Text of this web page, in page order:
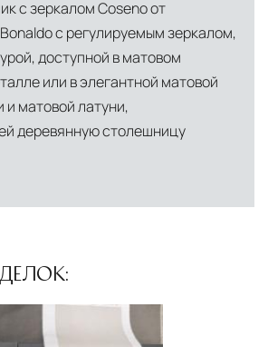
собственной
позволяет сократить сроки
полный контроль над
продукции.
распределительных
узлами в ключевых
— региональный центр для
база для
с зеркалом Coseno от
с регулируемым зеркалом,
доступной в матовом
или в элегантной матовой
и матовой латуни,
деревянную столешницу